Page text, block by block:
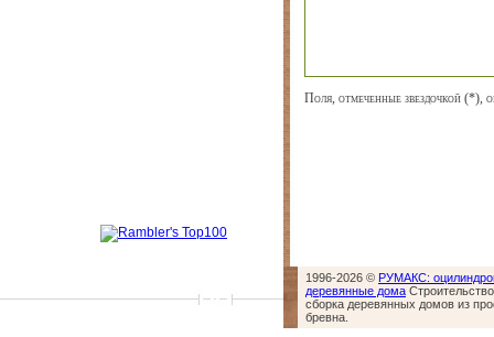
Поля, отмеченные звездочкой (*),
1996-2026 © РУМАКС:
деревянные дома
сборка деревянных домов из
бревна.